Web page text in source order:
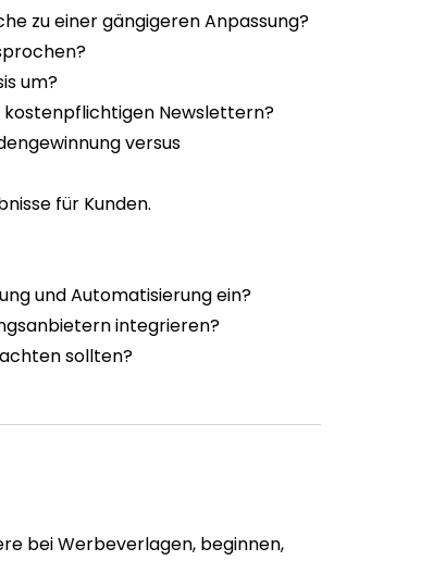
zu einer gängigeren Anpassung?
um?
kostenpflichtigen Newslettern?
versus
für Kunden.
und Automatisierung ein?
integrieren?
sollten?
bei Werbeverlagen, beginnen,